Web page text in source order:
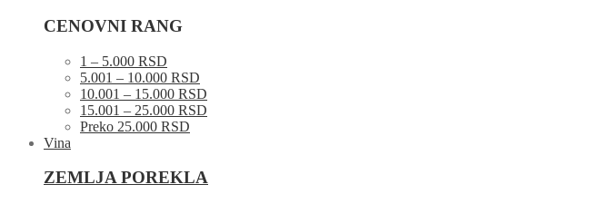
CENOVNI RANG
1 – 5.000 RSD
5.001 – 10.000 RSD
10.001 – 15.000 RSD
15.001 – 25.000 RSD
Preko 25.000 RSD
Vina
ZEMLJA POREKLA